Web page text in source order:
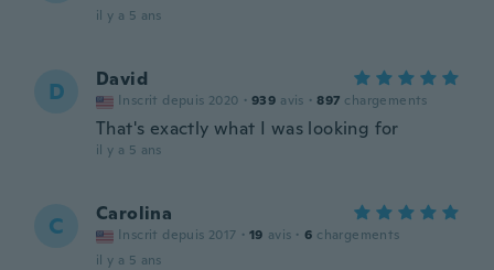
il y a 5 ans
D David
Inscrit depuis 2020 · 939 avis · 897 chargements
That's exactly what I was looking for
il y a 5 ans
C Carolina
Inscrit depuis 2017 · 19 avis · 6 chargements
il y a 5 ans